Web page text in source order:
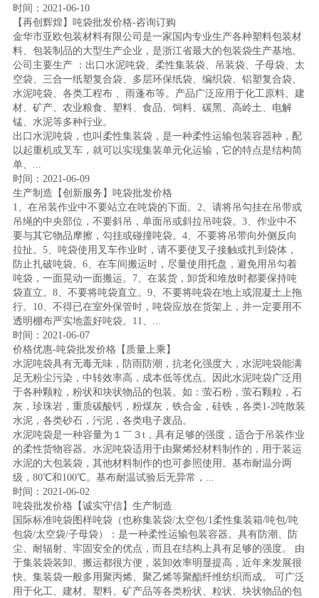
时间：2021-06-10
【再创辉煌】吨袋批发价格-咨询订购
金华市亚欧包装材料有限公司是一家国内专业生产各种塑料包装材
料、包装制品的大型生产企业，是浙江省最大的包装袋生产基地。
公司主要生产 ：出口水泥吨袋、柔性集装袋、吊装袋、子母袋、太
空袋、三合一纸塑复合袋、多层环保纸袋、编织袋、铝塑复合袋、
水泥吨袋、各类工程布 、雨蓬布等。产品广泛应用于化工原料、建
材、矿产、农业粮食、塑料、食品、饲料、碳黑、高岭土、电解
锰、水泥等多种行业。
出口水泥吨袋，也叫柔性集装袋，是一种柔性运输包装容器种，配
以起重机或叉车，就可以实现集装单元化运输，它的特点是结构简
单、...
时间：2021-06-09
生产制造【创新服务】吨袋批发价格
1、在吊装作业中不要站立在吨袋的下面。2、请将吊勾挂在吊带或
吊绳的中央部位，不要斜吊，单面吊或斜拉吊吨袋。3、作业中不
要与其它物品摩擦，勾挂或碰撞吨袋。4、不要将吊带向外侧反向
拉扯。5、吨袋使用叉车作业时，请不要使叉子接触或扎到袋体，
防止扎破吨袋。6、在车间搬运时，尽量使用托盘，避免用吊勾着
吨袋，一面晃动一面搬运。7、在装货，卸货和堆放时都要保持吨
袋直立。8、不要将吨袋直立。9、不要将吨袋在地上或混凝土上拖
行。10、不得已在室外保管时，吨袋应放在货架上，并一定要用不
透明棚布严实地盖好吨袋。11、...
时间：2021-06-07
价格优惠-吨袋批发价格【质量上乘】
水泥吨袋具有无毒无味，防雨防潮，抗老化强度大，水泥吨袋能满
足无粉尘污染，中转效率高，成本低等优点。因此水泥吨袋广泛用
于各种颗粒，粉状和块状物品的包装。如：萤石粉，萤石颗粒，石
灰，珍珠岩，重质碳酸钙，粉煤灰，铁合金，硅铁，各类1-2吨散装
水泥，各类砂石，污泥，各类电子废品。
水泥吨袋是一种容量为１￣３t，具有足够的强度，适合于吊装作业
的柔性货物容器。水泥吨袋适用于由聚烯烃材料制作的，用于装运
水泥的大包装袋，其他材料制作的也可参照使用。基布耐温分两
级，80℃和100℃。基布耐温试验后无异常，...
时间：2021-06-02
吨袋批发价格【诚实守信】生产制造
国际标准吨袋图样吨袋（也称集装袋/太空包/1柔性集装箱/吨包/吨
包袋/太空袋/子母袋）：是一种柔性运输包装容器。具有防潮、防
尘、耐辐射、牢固安全的优点，而且在结构上具有足够的强度。 由
于集装袋装卸、搬运都很方便，装卸效率明显提高，近年来发展很
快。集装袋一般多用聚丙烯、聚乙烯等聚酯纤维纺织而成。 可广泛
用于化工、建材、塑料、矿产品等各类粉状、粒状、块状物品的包